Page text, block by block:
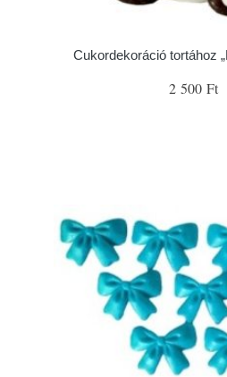
Cukordekoráció tortához
2 500 Ft